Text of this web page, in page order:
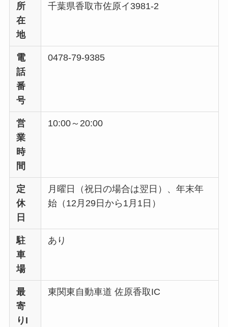
所
在
地
千葉県香取市佐原イ3981-2
電
話
番
号
0478-79-9385
営
業
時
間
10:00～20:00
定
休
日
月曜日（祝日の場合は翌日）、年末年
始（12月29日から1月1日）
駐
車
場
あり
最
寄
りI
東関東自動車道 佐原香取IC